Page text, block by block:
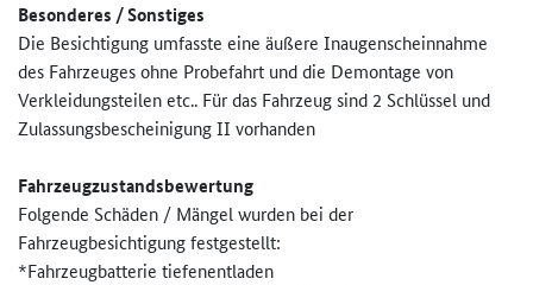
Besonderes / Sonstiges
Die Besichtigung umfasste eine äußere Inaugenscheinnahme
des Fahrzeuges ohne Probefahrt und die Demontage von
Verkleidungsteilen etc.. Für das Fahrzeug sind 2 Schlüssel und
Zulassungsbescheinigung II vorhanden
Fahrzeugzustandsbewertung
Folgende Schäden / Mängel wurden bei der
Fahrzeugbesichtigung festgestellt:
*Fahrzeugbatterie tiefenentladen